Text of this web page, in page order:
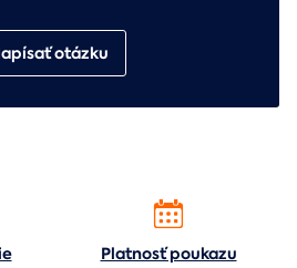
otázku
Platnosť poukazu